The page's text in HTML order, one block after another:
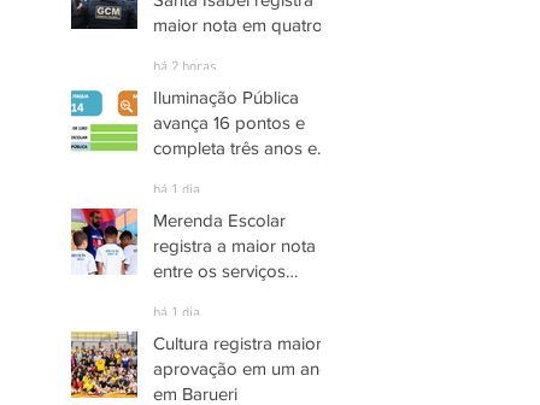
maior nota em quatro
INDSAT
há 2 horas
Iluminação Pública
avança 16 pontos e
completa três anos em
Satisfação em
Itaquaquecetuba
há 1 dia
Merenda Escolar
registra a maior nota
entre os serviços
há 1 dia
Cultura registra maior
aprovação em um ano
em Barueri